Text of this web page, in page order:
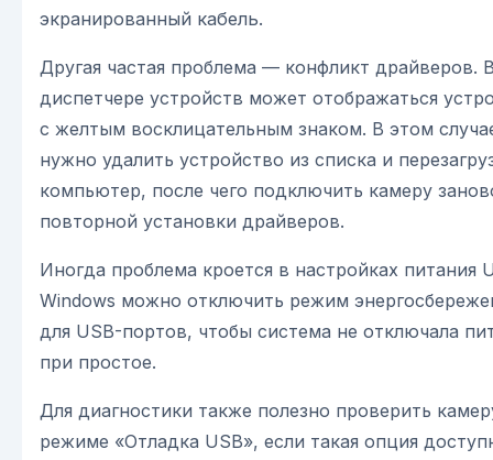
экранированный кабель.
Другая частая проблема — конфликт драйверов.
диспетчере устройств может отображаться
с желтым восклицательным знаком. В этом
нужно удалить устройство из списка и
компьютер, после чего подключить камеру
повторной установки драйверов.
Иногда проблема кроется в настройках питания
Windows можно отключить режим
для USB-портов, чтобы система не отключала
при простое.
Для диагностики также полезно проверить
режиме «Отладка USB», если такая опция